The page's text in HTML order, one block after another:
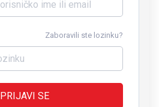
Zaboravili ste lozinku?
PRIJAVI SE